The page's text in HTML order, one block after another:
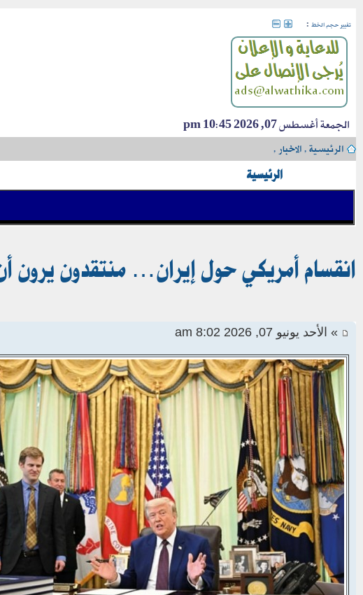
تغيير حجم الخط :
الجمعة أغسطس 07, 2026 10:45 pm
الرئيسية›الاخبار›
الرئيسية
انقسام أمريكي حول إيران… منتقدون
» الأحد يونيو 07, 2026 8:02 am